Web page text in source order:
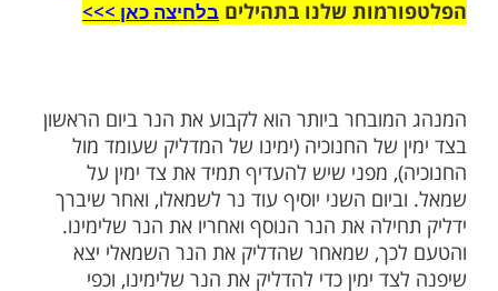
נרות חנוכה והדלקתם?
עוד תוכן חדש ומפתיע! התחברו לכל
שלנו בתהיליםבלחיצה כאן >>>​